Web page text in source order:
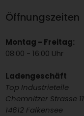
Öffnungszeiten
Montag - Freitag:
08:00 - 16:00 Uhr
Ladengeschäft
Top Industrieteile
Chemnitzer Strasse 11
14612 Falkensee